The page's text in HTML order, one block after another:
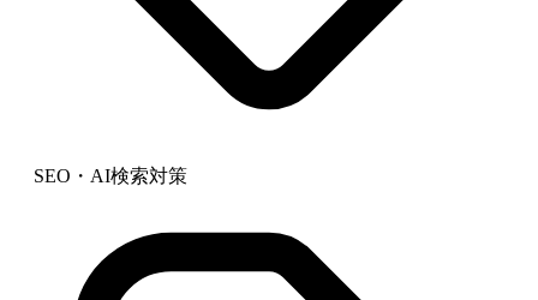
SEO・AI検索対策